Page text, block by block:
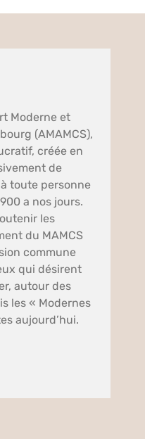
Moderne et
(AMAMCS),
créée en
de
toute personne
a nos jours.
les
du MAMCS
commune
qui désirent
autour des
les « Modernes
aujourd’hui.